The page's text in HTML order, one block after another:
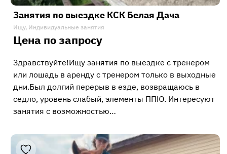
Занятия по выездке КСК Белая Дача
Ищу, Индивидуальные занятия
Цена по запросу
Здравствуйте!Ищу занятия по выездке с тренером
или лошадь в аренду с тренером только в выходные
дни.Был долгий перерыв в езде, возвращаюсь в
седло, уровень слабый, элементы ППЮ. Интересуют
занятия с возможностью…